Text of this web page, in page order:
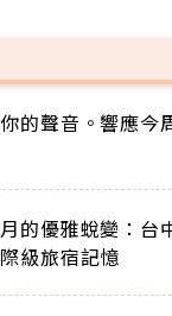
的聲音。響應今
的優雅蛻變：台
級旅宿記憶